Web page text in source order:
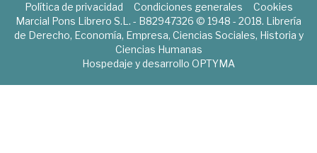
Política de privacidad Condiciones generales
Cookies
Marcial Pons Librero S.L. - B82947326 © 1948 - 2018. Librería
de Derecho, Economía, Empresa, Ciencias Sociales, Historia y
Ciencias Humanas
Hospedaje y desarrollo OPTYMA